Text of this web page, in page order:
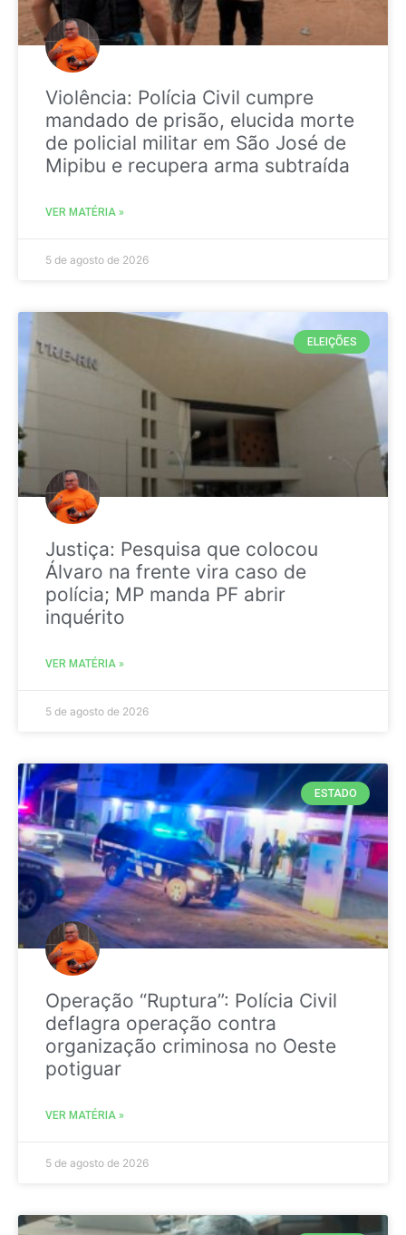
Violência: Polícia Civil cumpre
mandado de prisão, elucida morte
de policial militar em São José de
Mipibu e recupera arma subtraída
VER MATÉRIA »
5 de agosto de 2026
ELEIÇÕES
Justiça: Pesquisa que colocou
Álvaro na frente vira caso de
polícia; MP manda PF abrir
inquérito
VER MATÉRIA »
5 de agosto de 2026
ESTADO
Operação “Ruptura”: Polícia Civil
deflagra operação contra
organização criminosa no Oeste
potiguar
VER MATÉRIA »
5 de agosto de 2026